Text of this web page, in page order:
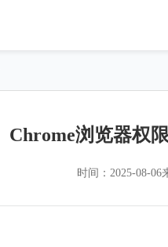
Chrome浏览器权
时间： 2025-08-06